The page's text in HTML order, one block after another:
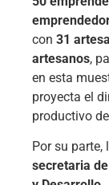
con 31
artesanos,
en esta
proyecta el
productivo
Por su parte,
secretaria